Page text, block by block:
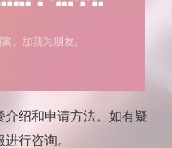
介绍和申请方法。如有疑
行咨询。